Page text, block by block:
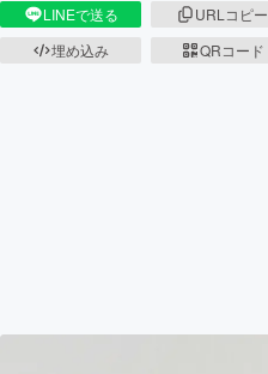
LINEで送る
URLコピー
埋め込み
QRコード